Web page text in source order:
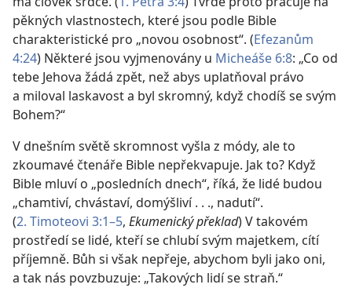
pěkných vlastnostech, které jsou podle Bible
charakteristické pro „novou osobnost“. (Efezanům
4:24) Některé jsou vyjmenovány u Micheáše 6:8: „Co od
tebe Jehova žádá zpět, než abys uplatňoval právo
a miloval laskavost a byl skromný, když chodíš se svým
Bohem?“
V dnešním světě skromnost vyšla z módy, ale to
zkoumavé čtenáře Bible nepřekvapuje. Jak to? Když
Bible mluví o „posledních dnech“, říká, že lidé budou
„chamtiví, chvástaví, domýšliví . . ., nadutí“.
(2. Timoteovi 3:1–5, Ekumenický překlad) V takovém
prostředí se lidé, kteří se chlubí svým majetkem, cítí
příjemně. Bůh si však nepřeje, abychom byli jako oni,
a tak nás povzbuzuje: „Takových lidí se straň.“